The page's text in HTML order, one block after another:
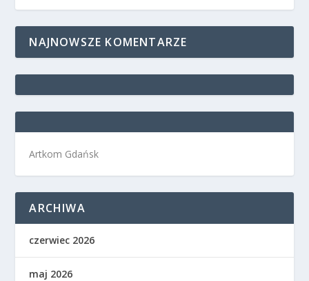
NAJNOWSZE KOMENTARZE
Artkom Gdańsk
ARCHIWA
czerwiec 2026
maj 2026